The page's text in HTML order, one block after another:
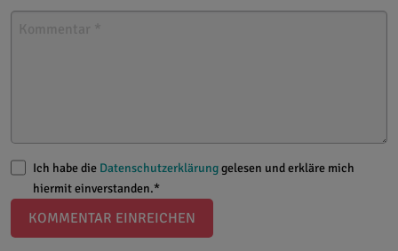
Ich habe die Datenschutzerklärunggelesen und erkläre mich
hiermit einverstanden.*
KOMMENTAR EINREICHEN